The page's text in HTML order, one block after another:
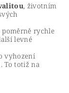
, životním
poměrně rychle
levné
vyhození
To totiž na